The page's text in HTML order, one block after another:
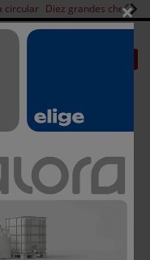
circular Diez grandes chefs
diseño
×